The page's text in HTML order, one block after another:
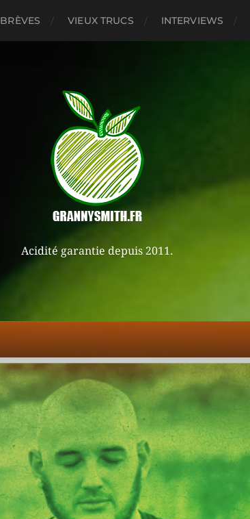
BRÈVES VIEUX TRUCS INTERVIEWS
Acidité garantie depuis 2011.